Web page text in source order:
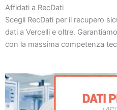
Affidati a RecDati
Scegli RecDati per il recupero
dati a Vercelli e oltre.
con la massima competenza